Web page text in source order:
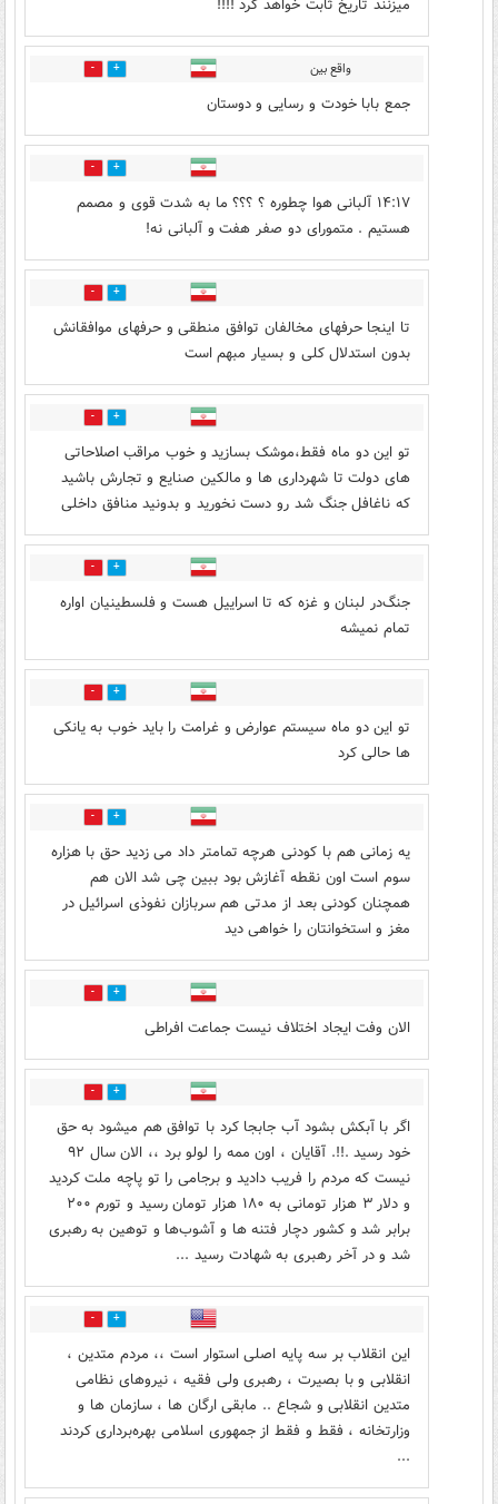
واقع بین 5
جمع بابا خودت و رسایی و دوستان
0
۱۴:۱۷ آلبانی هوا چطوره ؟ ؟؟؟ ما به شدت قوی و مصمم
هستیم . متمورای دو صفر هفت و آلبانی نه!
0
تا اینجا حرفهای مخالفان توافق منطقی و حرفهای موافقانش
بدون استدلال کلی و بسیار مبهم است
0
تو این دو ماه فقط،موشک بسازید و خوب مراقب اصلاحاتی
های دولت تا شهرداری ها و مالکین صنایع و تجارش باشید
که ناغافل جنگ شد رو دست نخورید و بدونید منافق داخلی
0
جنگ‌در لبنان و غزه که تا اسراییل هست و فلسطینیان اواره
تمام نمیشه
0
تو این دو ماه سیستم عوارض و غرامت را باید خوب به یانکی
ها حالی کرد
0
یه زمانی هم با کودنی هرچه تمامتر داد می زدید حق با هزاره
سوم است اون نقطه آغازش بود ببین چی شد الان هم
همچنان کودنی بعد از مدتی هم سربازان نفوذی اسرائیل در
مغز و استخوانتان را خواهی دید
0
الان وفت ایجاد اختلاف نیست جماعت افراطی
0
اگر با آبکش بشود آب جابجا کرد با توافق هم میشود به حق
خود رسید .!!. آقایان ، اون ممه را لولو برد ،، الان سال ۹۲
نیست که مردم را فریب دادید و برجامی را تو پاچه ملت کردید
و دلار ۳ هزار تومانی به ۱۸۰ هزار تومان رسید و تورم ۲۰۰
برابر شد و کشور دچار فتنه ها و آشوب‌ها و توهین به رهبری
شد و در آخر رهبری به شهادت رسید ...
0
این انقلاب بر سه پایه اصلی استوار است ،، مردم متدین ،
انقلابی و با بصیرت ، رهبری ولی فقیه ، نیروهای نظامی
متدین انقلابی و شجاع .. مابقی ارگان ها ، سازمان ها و
وزارتخانه ، فقط و فقط از جمهوری اسلامی بهره‌برداری کردند
...